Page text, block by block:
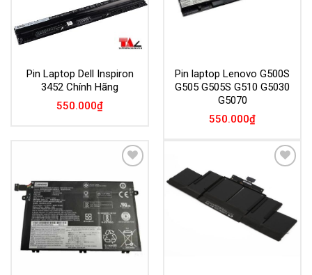
Pin Laptop Dell Inspiron
3452 Chính Hãng
550.000₫
Pin laptop Lenovo G500S
G505 G505S G510 G5030
G5070
550.000₫
Wishlist